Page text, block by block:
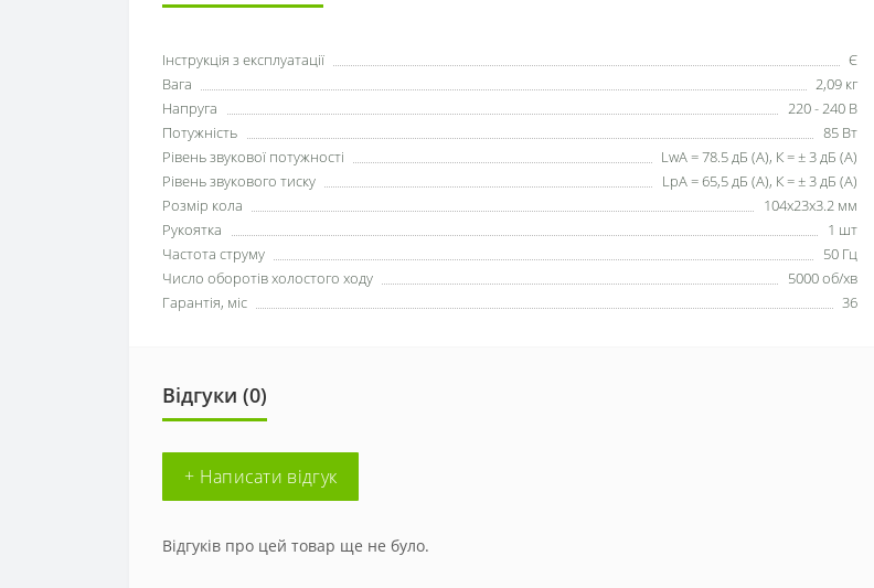
Інструкція з експлуатації
Є
Вага
2,09 кг
Напруга
220 - 240 В
Потужність
85 Вт
Рівень звукової потужності
LwA = 78.5 дБ (А), К = ± 3 дБ (А)
Рівень звукового тиску
LpA = 65,5 дБ (А), К = ± 3 дБ (А)
Розмір кола
104х23х3.2 мм
Рукоятка
1 шт
Частота струму
50 Гц
Число оборотів холостого ходу
5000 об/хв
Гарантія, міс
36
Відгуки (0)
+ Написати відгук
Відгуків про цей товар ще не було.